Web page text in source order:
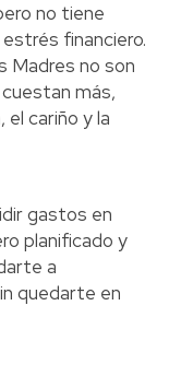
no tiene
financiero.
Madres no son
más,
el cariño y la
gastos en
planificado y
a
quedarte en